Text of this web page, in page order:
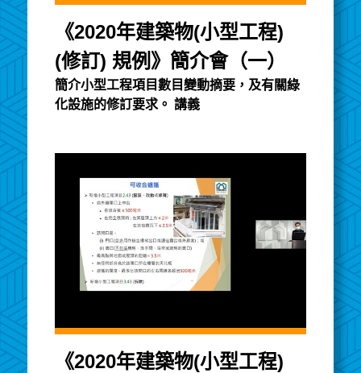
《2020年建築物(小型工程)
(修訂) 規例》簡介會（一）
簡介小型工程項目數目變動摘要，及有關綠
化設施的修訂要求。 講義
《2020年建築物(小型工程)